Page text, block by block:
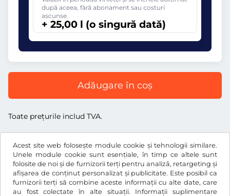
Acest site web folosește module cookie și tehnologii similare.
Unele module cookie sunt esențiale, în timp ce altele sunt
folosite de noi și de furnizorii terți pentru analiză, retargeting și
afișarea de conținut personalizat și publicitate. Este posibil ca
furnizorii terți să combine aceste informații cu alte date, care
au fost colectate în alte situații. Informații suplimentare
după aceea, fără abonament sau costuri
ascunse.
+ 25,00 l (o singură dată)
Adăugare în coș
Toate prețurile includ TVA.
RON